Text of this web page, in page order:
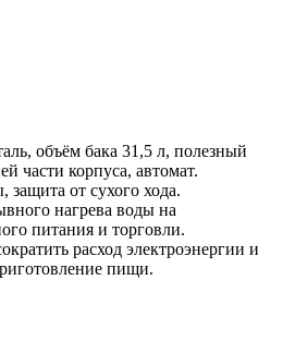
объём бака 31,5 л, полезный
части корпуса, автомат.
защита от сухого хода.
нагрева воды на
питания и торговли.
расход электроэнергии и
пищи.